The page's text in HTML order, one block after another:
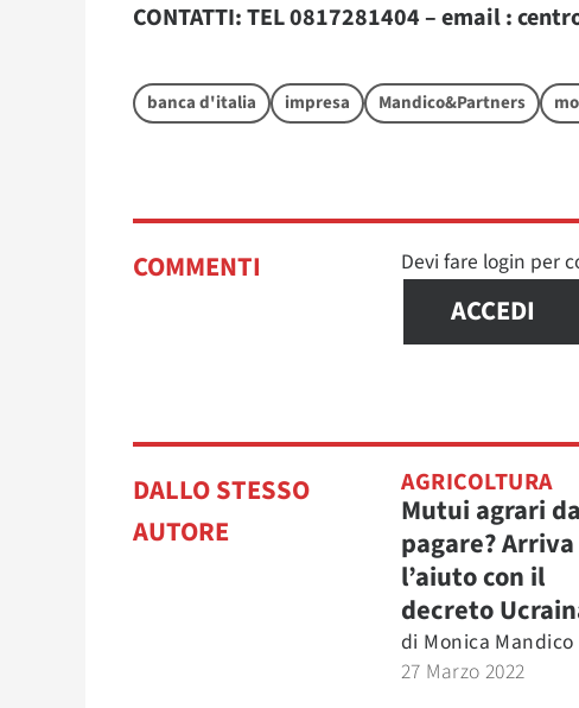
CONTATTI: TEL 0817281404 – email :
banca d'italia impresa Mandico&Partners
COMMENTI Devi fare login per
ACCEDI
DALLO STESSO
AUTORE
AGRICOLTURA
Mutui agrari da
pagare? Arriva
l’aiuto con il
decreto
di Monica Mandico
27 Marzo 2022